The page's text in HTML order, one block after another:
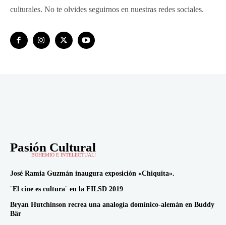
culturales. No te olvides seguirnos en nuestras redes sociales.
Pasión Cultural
BOHEMIO E INTELECTUAL!
José Ramia Guzmán inaugura exposición «Chiquita».
¨El cine es cultura¨ en la FILSD 2019
Bryan Hutchinson recrea una analogía domínico-alemán en Buddy
Bär